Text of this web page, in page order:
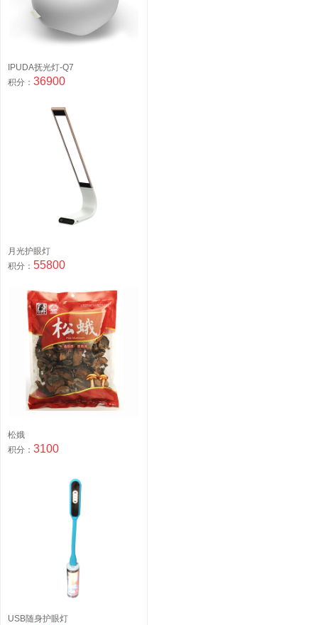
IPUDA抚光灯-Q7
积分： 36900
月光护眼灯
积分： 55800
松娥
积分： 3100
USB随身护眼灯